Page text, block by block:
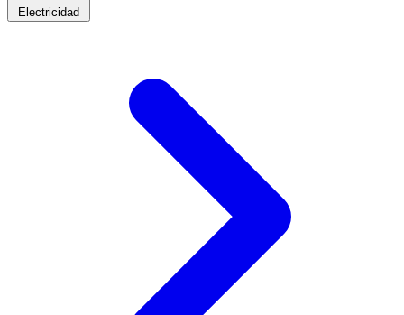
Electricidad